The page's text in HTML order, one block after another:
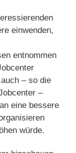
einwenden,
entnommen
– so die
–
eine bessere
würde.